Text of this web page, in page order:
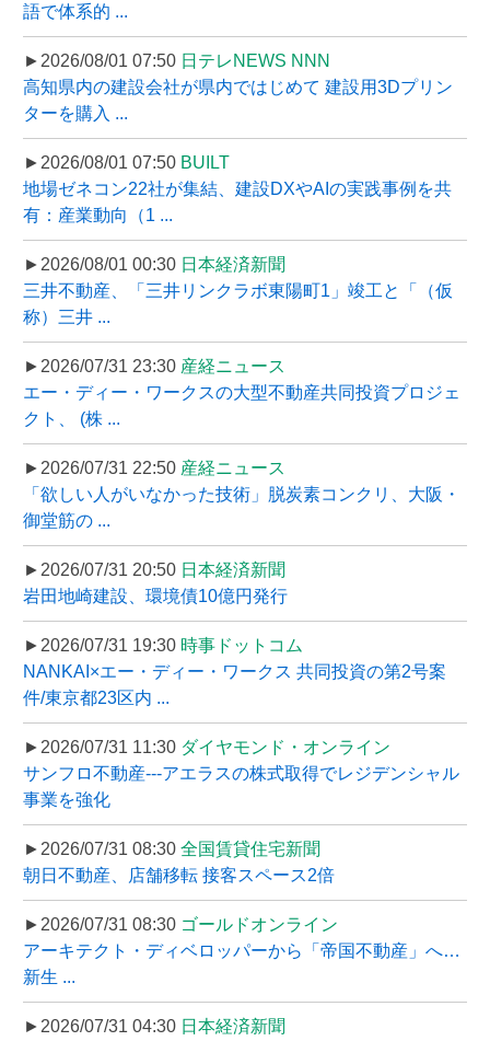
語で体系的 ...
►2026/08/01 07:50 日テレNEWS NNN
高知県内の建設会社が県内ではじめて 建設用3Dプリン
ターを購入 ...
►2026/08/01 07:50 BUILT
地場ゼネコン22社が集結、建設DXやAIの実践事例を共
有：産業動向（1 ...
►2026/08/01 00:30 日本経済新聞
三井不動産、「三井リンクラボ東陽町1」竣工と「（仮
称）三井 ...
►2026/07/31 23:30 産経ニュース
エー・ディー・ワークスの大型不動産共同投資プロジェ
クト、 (株 ...
►2026/07/31 22:50 産経ニュース
「欲しい人がいなかった技術」脱炭素コンクリ、大阪・
御堂筋の ...
►2026/07/31 20:50 日本経済新聞
岩田地崎建設、環境債10億円発行
►2026/07/31 19:30 時事ドットコム
NANKAI×エー・ディー・ワークス 共同投資の第2号案
件/東京都23区内 ...
►2026/07/31 11:30 ダイヤモンド・オンライン
サンフロ不動産---アエラスの株式取得でレジデンシャル
事業を強化
►2026/07/31 08:30 全国賃貸住宅新聞
朝日不動産、店舗移転 接客スペース2倍
►2026/07/31 08:30 ゴールドオンライン
アーキテクト・ディベロッパーから「帝国不動産」へ…
新生 ...
►2026/07/31 04:30 日本経済新聞